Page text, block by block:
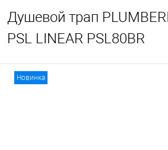
Душевой трап
PSL LINEAR PSL80BR
Новинка